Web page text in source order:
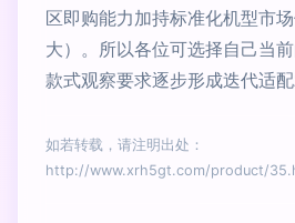
区即购能力加持标准化机型市
大）。所以各位可选择自己当
款式观察要求逐步形成迭代适配
如若转载，请注明出处：
http://www.xrh5gt.com/product/